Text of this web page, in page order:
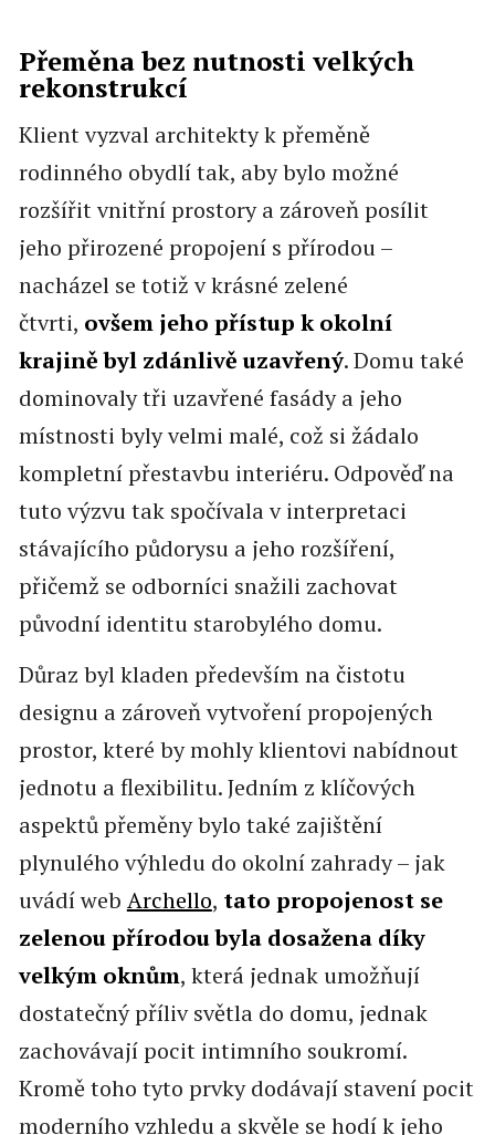
Přeměna bez nutnosti velkých
rekonstrukcí
Klient vyzval architekty k přeměně
rodinného obydlí tak, aby bylo možné
rozšířit vnitřní prostory a zároveň posílit
jeho přirozené propojení s přírodou –
nacházel se totiž v krásné zelené
čtvrti, ovšem jeho přístup k okolní
krajině byl zdánlivě uzavřený. Domu také
dominovaly tři uzavřené fasády a jeho
místnosti byly velmi malé, což si žádalo
kompletní přestavbu interiéru. Odpověď na
tuto výzvu tak spočívala v interpretaci
stávajícího půdorysu a jeho rozšíření,
přičemž se odborníci snažili zachovat
původní identitu starobylého domu.
Důraz byl kladen především na čistotu
designu a zároveň vytvoření propojených
prostor, které by mohly klientovi nabídnout
jednotu a flexibilitu. Jedním z klíčových
aspektů přeměny bylo také zajištění
plynulého výhledu do okolní zahrady – jak
uvádí web Archello, tato propojenost se
zelenou přírodou byla dosažena díky
velkým oknům, která jednak umožňují
dostatečný příliv světla do domu, jednak
zachovávají pocit intimního soukromí.
Kromě toho tyto prvky dodávají stavení pocit
moderního vzhledu a skvěle se hodí k jeho